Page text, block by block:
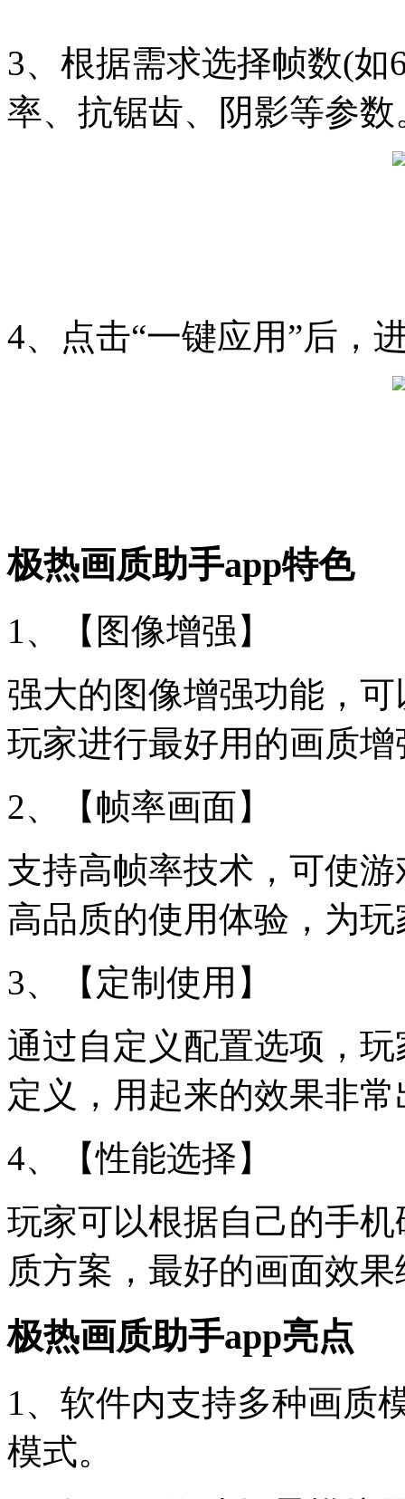
3、根据需求选择帧数(如
率、抗锯齿、阴影等参数
4、点击“一键应用”后，
极热画质助手app特色
1、【图像增强】
强大的图像增强功能，
玩家进行最好用的画质
2、【帧率画面】
支持高帧率技术，可使
高品质的使用体验，为
3、【定制使用】
通过自定义配置选项，
定义，用起来的效果非
4、【性能选择】
玩家可以根据自己的手
质方案，最好的画面效
极热画质助手app亮点
1、软件内支持多种画质
模式。